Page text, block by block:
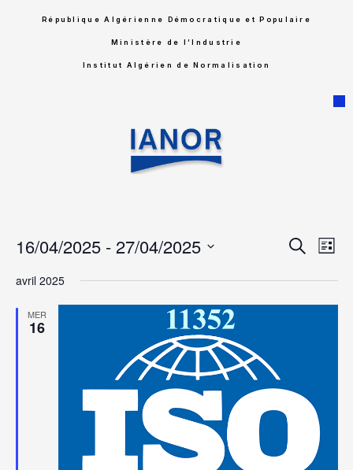
République Algérienne Démocratique et Populaire
Ministère de l’Industrie
Institut Algérien de Normalisation
et
Recherche
Liste
16/04/2025 - 27/04/2025
une
date.
avril 2025
MER
16